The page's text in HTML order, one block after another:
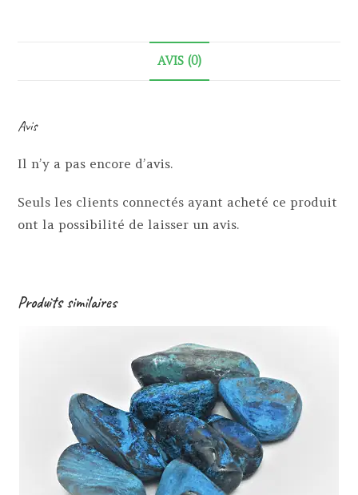
AVIS (0)
Avis
Il n’y a pas encore d’avis.
Seuls les clients connectés ayant acheté ce produit
ont la possibilité de laisser un avis.
Produits similaires